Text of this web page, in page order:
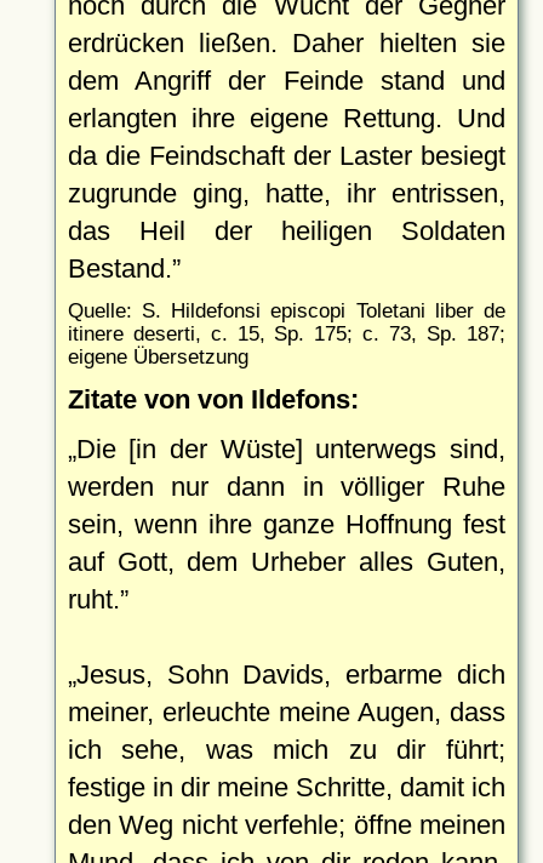
erdrücken ließen. Daher hielten sie
dem Angriff der Feinde stand und
erlangten ihre eigene Rettung. Und
da die Feindschaft der Laster besiegt
zugrunde ging, hatte, ihr entrissen,
das Heil der heiligen Soldaten
Bestand.
Quelle: S. Hildefonsi episcopi Toletani liber de
itinere deserti, c. 15, Sp. 175; c. 73, Sp. 187;
eigene Übersetzung
Zitate von von Ildefons:
Die [in der Wüste] unterwegs sind,
werden nur dann in völliger Ruhe
sein, wenn ihre ganze Hoffnung fest
auf Gott, dem Urheber alles Guten,
ruht.
Jesus, Sohn Davids, erbarme dich
meiner, erleuchte meine Augen, dass
ich sehe, was mich zu dir führt;
festige in dir meine Schritte, damit ich
den Weg nicht verfehle; öffne meinen